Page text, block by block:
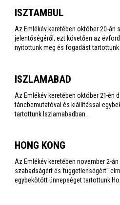
ISZTAMBUL
Az Emlékév keretében október 20-
jelentőségéről, ezt követően az
nyitottunk meg és fogadást
ISZLAMABAD
Az Emlékév keretében október 21-én
táncbemutatóval és kiállítással
tartottunk Iszlamabadban.
HONG KONG
Az Emlékév keretében november 2-
szabadságért és függetlenségért"
egybekötött ünnepséget tartottunk